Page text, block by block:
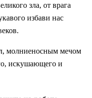
зла, от врага
избави нас
молниеносным мечом
искушающего и